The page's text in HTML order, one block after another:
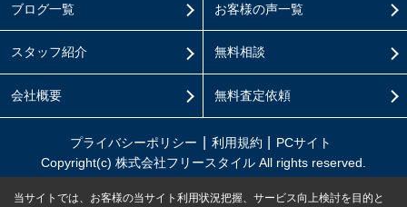
ブログ一覧
スタッフ紹介
会社概要
お客様の声一覧
無料相談
無料査定依頼
プライバシーポリシー 利用規約
PCサイト
Copyright(c) 株式会社フリースタイル All rights reserved.
当サイトでは、お客様の当サイト利用状況把握、サービス向上検討を目的と